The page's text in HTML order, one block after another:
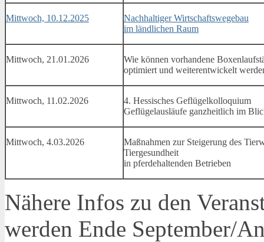
Mittwoch, 10.12.2025
Nachhaltiger Wirtschaftswegebau
im ländlichen Raum
Mittwoch, 21.01.2026
Wie können vorhandene
optimiert und weiterentwickelt
Mittwoch, 11.02.2026
4. Hessisches Geflügelkolloquium
Geflügelausläufe ganzheitlich im
Mittwoch, 4.03.2026
Maßnahmen zur Steigerung des
Tiergesundheit
in pferdehaltenden Betrieben
Nähere Infos zu den
werden Ende September/